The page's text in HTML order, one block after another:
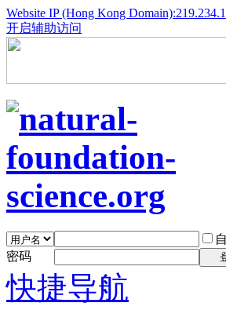
Website IP (Hong Kong
开启辅助访问
密码
快捷导航